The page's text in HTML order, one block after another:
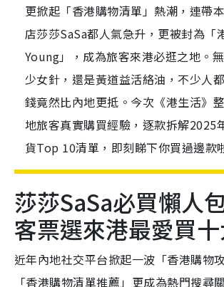
更掀起「香港購物清單」熱潮，連帶
店莎莎SaSa都人氣急升，更被封為「
Young」，成為旅客來港必逛之地。
少女針，還是黃道益活絡油，不少人
錢竟然比內地更抵。今次《港生活》
地旅客真實購買經驗，逐款拆解2025
貨Top 10清單，即刻睇下你買過邊款
莎莎SaSa必買懶人
客票選來港最愛買
近年內地社交平台掀起一波「香港購物
「香港購物清單推薦」更成為熱門搜尋